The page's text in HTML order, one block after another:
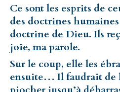
Ce sont les esprits de
des doctrines
doctrine de Dieu. Ils
joie, ma parole.
Sur le coup, elle les
ensuite… Il faudrait de